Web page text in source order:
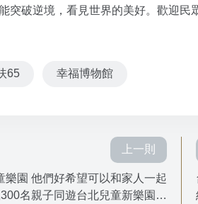
突破逆境，看見世界的美好。歡迎
65 幸福博物館
上一則
樂園 他們好希望可以和家人一起
名親子同遊台北兒童新樂園圓